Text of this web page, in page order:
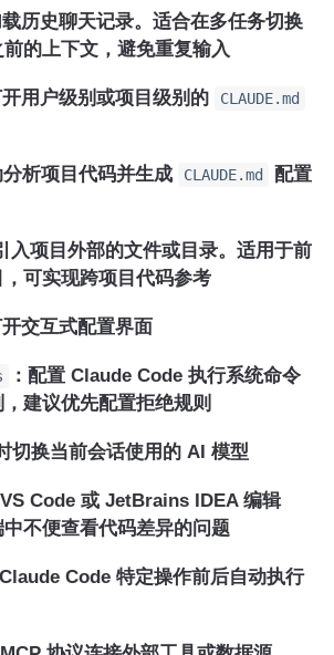
载历史聊天记录。适合在多任务切换
的上下文，避免重复输入
开用户级别或项目级别的 CLAUDE.md
分析项目代码并生成 CLAUDE.md
配置
入项目外部的文件或目录。适用于前
可实现跨项目代码参考
开交互式配置界面
：配置 Claude Code 执行系统命令
建议优先配置拒绝规则
切换当前会话使用的 AI 模型
VS Code 或 JetBrains IDEA 编辑
不便查看代码差异的问题
Claude Code 特定操作前后自动执行